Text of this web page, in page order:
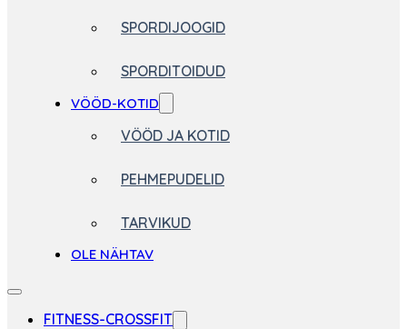
SPORDIJOOGID
SPORDITOIDUD
VÖÖD-KOTID
VÖÖD JA KOTID
PEHMEPUDELID
TARVIKUD
OLE NÄHTAV
FITNESS-CROSSFIT